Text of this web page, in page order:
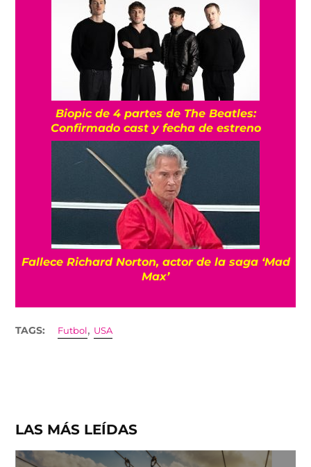
Biopic de 4 partes de The Beatles:
Confirmado cast y fecha de estreno
Fallece Richard Norton, actor de la saga ‘Mad
Max’
TAGS: Futbol, USA
LAS MÁS LEÍDAS